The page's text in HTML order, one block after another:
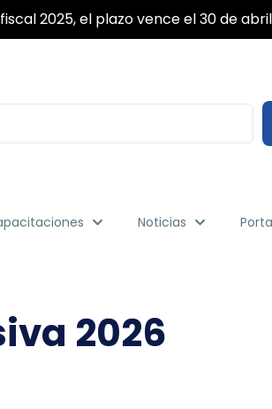
realizar todas sus gestiones desde
Noticias
2026